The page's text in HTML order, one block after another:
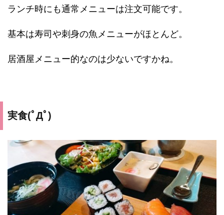
ランチ時にも通常メニューは注文可能です。
基本は寿司や刺身の魚メニューがほとんど。
居酒屋メニュー的なのは少ないですかね。
実食(ﾟДﾟ)